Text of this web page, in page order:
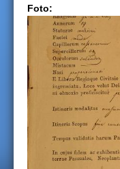
n
h
i
e
r
Foto: